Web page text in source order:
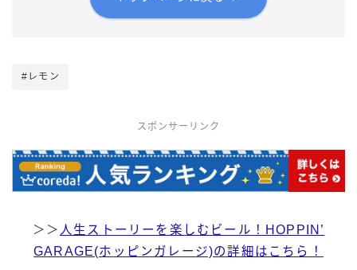
#レモン
スポンサーリンク
＞＞ 人生ストーリーを楽しむビール！HOPPIN’
GARAGE(ホッピンガレージ)の詳細はこちら！